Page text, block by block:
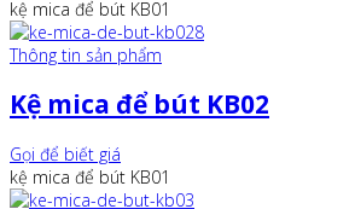
kệ mica để bút KB01
Thông tin sản phẩm
Kệ mica để bút KB02
Gọi để biết giá
kệ mica để bút KB01